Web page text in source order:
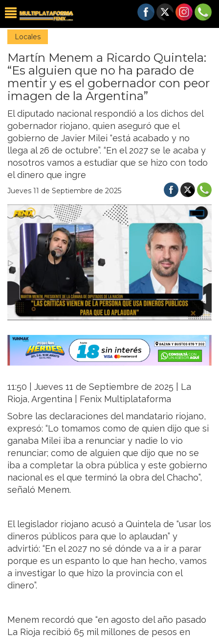
Locales
Martín Menem a Ricardo Quintela:
“Es alguien que no ha parado de
mentir y es el gobernador con peor
imagen de la Argentina”
El diputado nacional respondió a los dichos del
gobernador riojano, quien aseguró que el
gobierno de Javier Milei “está acabado y no
llega al 26 de octubre”. “En el 2027 se le acaba y
nosotros vamos a estudiar que se hizo con todo
el dinero que ingre
Jueves 11 de Septiembre de 2025
11:50 | Jueves 11 de Septiembre de 2025 | La
Rioja, Argentina | Fenix Multiplataforma
Sobre las declaraciones del mandatario riojano,
expresó: “Lo tomamos como de quien dijo que si
ganaba Milei iba a renunciar y nadie lo vio
renunciar; como de alguien que dijo que no se
iba a completar la obra pública y este gobierno
nacional es el que terminó la obra del Chacho”,
señaló Menem.
El legislador riojano acusó a Quintela de “usar los
dineros públicos para que lo aplaudan” y
advirtió: “En el 2027 no sé dónde va a ir a parar
porque es un espanto lo que han hecho, vamos
a investigar lo que hizo la provincia con el
dinero”.
Menem recordó que “en agosto del año pasado
La Rioja recibió 65 mil millones de pesos en